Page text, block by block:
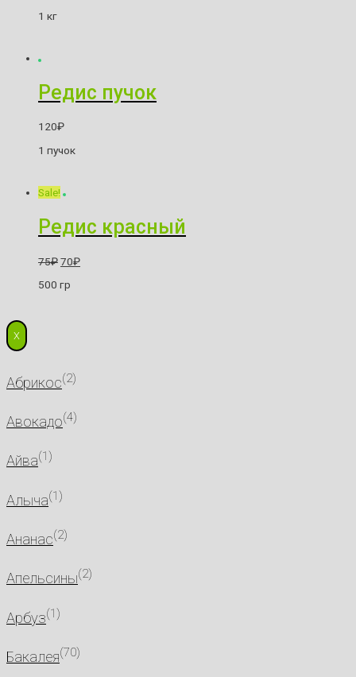
1 кг
Редис пучок
120₽
1 пучок
Sale!
Редис красный
75₽70₽
500 гр
X
Абрикос(2)
Авокадо(4)
Айва(1)
Алыча(1)
Ананас(2)
Апельсины(2)
Арбуз(1)
Бакалея(70)